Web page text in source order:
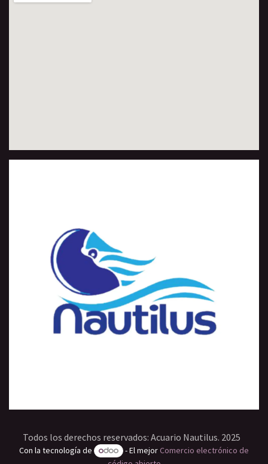
Todos los derechos reservados: Acuario Nautilus. 2025
Con la tecnología de - El mejorComercio electrónico de